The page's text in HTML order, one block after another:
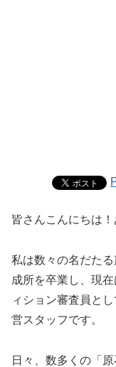
皆さんこんにちは
私は数々の名だた
成所を卒業し、現
ィション審査員と
営スタッフです。
日々、数多くの「